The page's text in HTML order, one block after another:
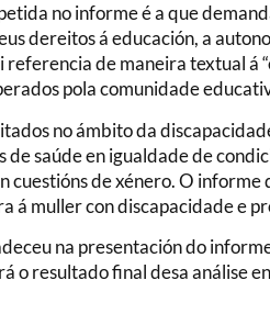
no informe é a que
dereitos á educación, a
de maneira textual á
pola comunidade
no ámbito da
saúde en igualdade de
cuestións de xénero. O
á muller con discapacidade e
na presentación do
o resultado final desa análise